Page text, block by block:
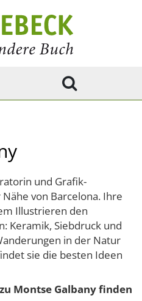
und Grafik-
von Barcelona. Ihre
Illustrieren den
Keramik, Siebdruck und
in der Natur
sie die besten Ideen
Montse Galbany finden